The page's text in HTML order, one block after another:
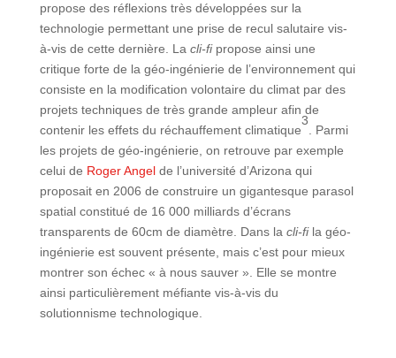
propose des réflexions très développées sur la
technologie permettant une prise de recul salutaire vis-
à-vis de cette dernière. La cli-fi propose ainsi une
critique forte de la géo-ingénierie de l’environnement qui
consiste en la modification volontaire du climat par des
projets techniques de très grande ampleur afin de
contenir les effets du réchauffement climatique
3
. Parmi
les projets de géo-ingénierie, on retrouve par exemple
celui de Roger Angelde l’université d’Arizona qui
proposait en 2006 de construire un gigantesque parasol
spatial constitué de 16 000 milliards d’écrans
transparents de 60cm de diamètre. Dans la cli-fi la géo-
ingénierie est souvent présente, mais c’est pour mieux
montrer son échec « à nous sauver ». Elle se montre
ainsi particulièrement méfiante vis-à-vis du
solutionnisme technologique.